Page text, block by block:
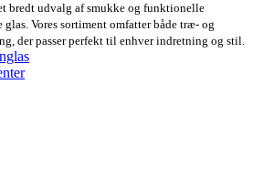
bredt udvalg af smukke og funktionelle
Vores sortiment omfatter både træ- og
der passer perfekt til enhver indretning og stil.